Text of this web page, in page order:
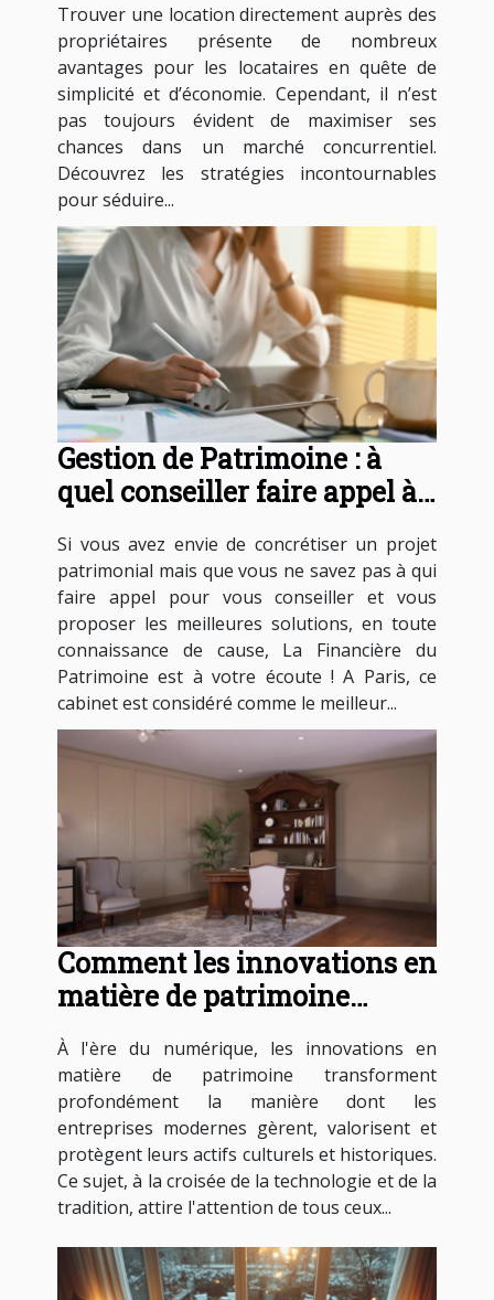
Trouver une location directement auprès des
propriétaires présente de nombreux
avantages pour les locataires en quête de
simplicité et d’économie. Cependant, il n’est
pas toujours évident de maximiser ses
chances dans un marché concurrentiel.
Découvrez les stratégies incontournables
pour séduire...
Gestion de Patrimoine : à
quel conseiller faire appel à
Si vous avez envie de concrétiser un projet
patrimonial mais que vous ne savez pas à qui
faire appel pour vous conseiller et vous
proposer les meilleures solutions, en toute
connaissance de cause, La Financière du
Patrimoine est à votre écoute ! A Paris, ce
cabinet est considéré comme le meilleur...
Comment les innovations en
matière de patrimoine
influencent-elles les
entreprises modernes ?
À l'ère du numérique, les innovations en
matière de patrimoine transforment
profondément la manière dont les
entreprises modernes gèrent, valorisent et
protègent leurs actifs culturels et historiques.
Ce sujet, à la croisée de la technologie et de la
tradition, attire l'attention de tous ceux...